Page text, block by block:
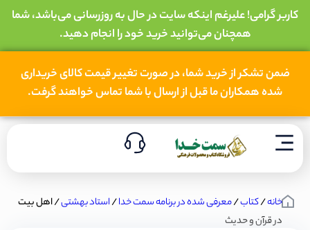
کاربر گرامی! علیرغم اینکه سایت در حال به روزرسانی می‌باشد، شما
همچنان می‌توانید خرید خود را انجام دهید.
ضمن تشکر از خرید شما، در صورت تغییر قیمت کالای خریداری
شده همکاران ما قبل از ارسال با شما تماس خواهند گرفت.
خانه/کتاب/معرفی شده در برنامه سمت خدا/استاد بهشتی/ اهل بیت
در قرآن و حدیث